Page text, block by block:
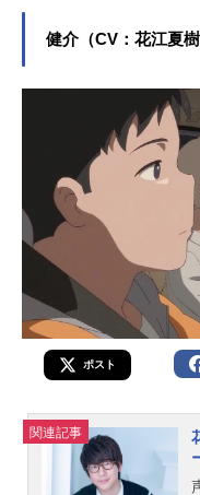
健介（CV：花江夏樹
ポスト
関連記事